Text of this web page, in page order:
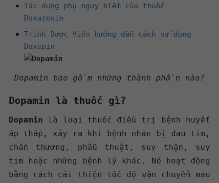
Tác dụng phụ nguy hiểm của thuốc
Doxazosin
Trình Dược Viên hướng dẫn cách sử dụng
Doxepin
Dopamin bao gồm những thành phần nào?
Dopamin là thuốc gì?
Dopamin là loại thuốc điều trị bệnh huyết
áp thấp, xảy ra khi bệnh nhân bị đau tim,
chấn thương, phẫu thuật, suy thận, suy
tim hoặc những bệnh lý khác. Nó hoạt động
bằng cách cải thiện tốc độ vận chuyển máu